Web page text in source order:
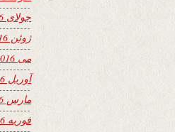
جولای 2016
ژوئن 2016
می 2016
آوریل 2016
مارس 2016
فوریه 2016